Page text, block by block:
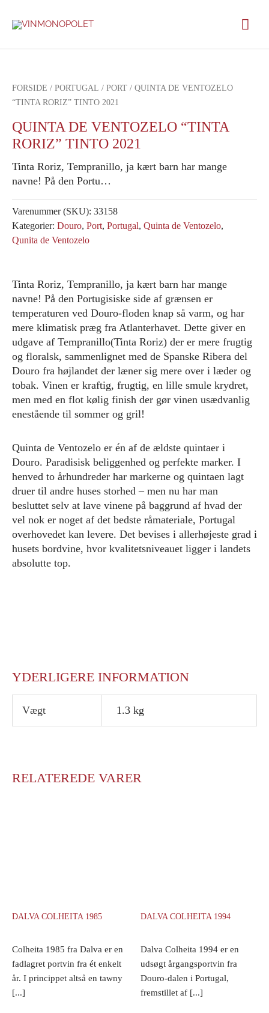
FORSIDE / PORTUGAL / PORT / QUINTA DE VENTOZELO
“TINTA RORIZ” TINTO 2021
QUINTA DE VENTOZELO “TINTA
RORIZ” TINTO 2021
Tinta Roriz, Tempranillo, ja kært barn har mange
navne! På den Portu…
Varenummer (SKU): 33158
Kategorier: Douro, Port, Portugal, Quinta de Ventozelo,
Qunita de Ventozelo
Tinta Roriz, Tempranillo, ja kært barn har mange
navne! På den Portugisiske side af grænsen er
temperaturen ved Douro-floden knap så varm, og har
mere klimatisk præg fra Atlanterhavet. Dette giver en
udgave af Tempranillo(Tinta Roriz) der er mere frugtig
og floralsk, sammenlignet med de Spanske Ribera del
Douro fra højlandet der læner sig mere over i læder og
tobak. Vinen er kraftig, frugtig, en lille smule krydret,
men med en flot kølig finish der gør vinen usædvanlig
enestående til sommer og gril!
Quinta de Ventozelo er én af de ældste quintaer i
Douro. Paradisisk beliggenhed og perfekte marker. I
henved to århundreder har markerne og quintaen lagt
druer til andre huses storhed – men nu har man
besluttet selv at lave vinene på baggrund af hvad der
vel nok er noget af det bedste råmateriale, Portugal
overhovedet kan levere. Det bevises i allerhøjeste grad i
husets bordvine, hvor kvalitetsniveauet ligger i landets
absolutte top.
YDERLIGERE INFORMATION
Vægt 1.3 kg
RELATEREDE VARER
DALVA COLHEITA 1985
Colheita 1985 fra Dalva er en
fadlagret portvin fra ét enkelt
år. I princippet altså en tawny
[...]
DALVA COLHEITA 1994
Dalva Colheita 1994 er en
udsøgt årgangsportvin fra
Douro-dalen i Portugal,
fremstillet af [...]